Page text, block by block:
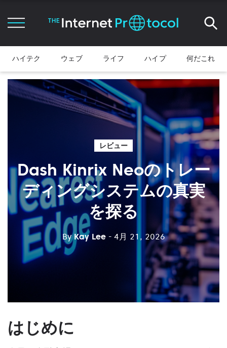
ハイテク ウェブ ライフ ハイプ 何だこれ
レビュー
Dash Kinrix Neoのトレー
ディングシステムの真実
を探る
ByKay Lee - 4月 21, 2026
はじめに